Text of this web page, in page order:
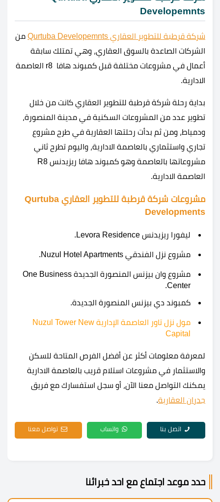
Developemnts
شركة قرطبة للتطوير العقاري Qurtuba Developemnts
من
الشركات الصاعدة بالسوق العقاري، وهي تمتلك سابقة
أعمال في مشروعات مختلفة قبل كمبوند هافا r8 العاصمة
الادارية.
بداية رحلة شركة قرطبة للتطوير العقاري كانت من خلال
تطوير عدد من المشروعات السكنية في مدينة المنصورة،
ودمياط، ومن ثم بدأت رحلتها العقارية في طرح مشروع
تجاري واستثماري بالعاصمة الادارية، واليوم تطرح ثاني
مشروعاتها بالعاصمة وهو كمبوند هافا ريزيدنس R8
العاصمة الادارية.
مشروعات شركة قرطبة للتطوير العقاري Qurtuba
Developments
ليفورا ريزيدنس Levora Residence.
مشروع نزل الفندقي Nuzul Hotel Apartments.
مشروع وان بيزنس المنصورة الجديدة One Business
Center.
كمبوند دي بيزنس المنصورة الجديدة.
مول نزل تاور العاصمة الإدارية Nuzul Tower New
Capital
لمعرفة معلومات أكثر عن أفضل الفرص المتاحة للسكن
والاستثمار في مشروعات استلام قريب بالعاصمة الادارية
يمكنك التواصل معنا الآن، أو سجل استفسارك مع فريق
جدران العقارية.
اتصل بنا واتساب تواصل معنا
حدد موعد اجتماع مع احد خبرائنا